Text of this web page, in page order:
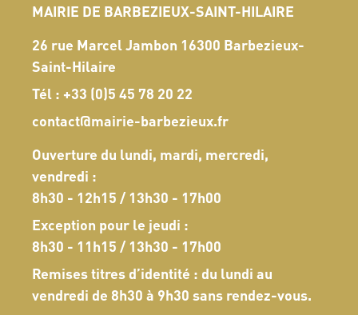
MAIRIE DE BARBEZIEUX-SAINT-HILAIRE
26 rue Marcel Jambon 16300 Barbezieux-
Saint-Hilaire
Tél : +33 (0)5 45 78 20 22
contact@mairie-barbezieux.fr
Ouverture du lundi, mardi, mercredi,
vendredi :
8h30 - 12h15 / 13h30 - 17h00
Exception pour le jeudi :
8h30 - 11h15 / 13h30 - 17h00
Remises titres d’identité : du lundi au
vendredi de 8h30 à 9h30 sans rendez-vous.